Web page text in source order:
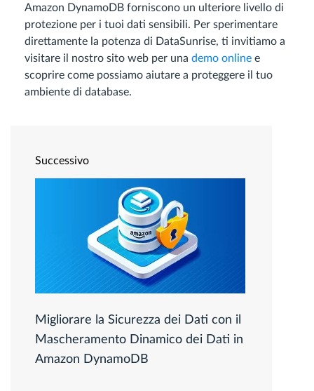
Amazon DynamoDB forniscono un ulteriore livello di
protezione per i tuoi dati sensibili. Per sperimentare
direttamente la potenza di DataSunrise, ti invitiamo a
visitare il nostro sito web per una demo online e
scoprire come possiamo aiutare a proteggere il tuo
ambiente di database.
Successivo
Migliorare la Sicurezza dei Dati con il
Mascheramento Dinamico dei Dati in
Amazon DynamoDB